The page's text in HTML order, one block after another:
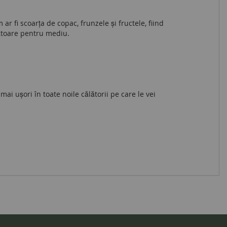
fi scoarța de copac, frunzele și fructele, fiind
pentru mediu.
ușori în toate noile călătorii pe care le vei